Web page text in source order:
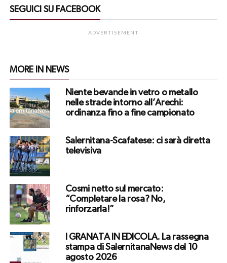
SEGUICI SU FACEBOOK
ADVERTISEMENT
MORE IN NEWS
Niente bevande in vetro o metallo
nelle strade intorno all’Arechi:
ordinanza fino a fine campionato
Salernitana-Scafatese: ci sarà diretta
televisiva
Cosmi netto sul mercato:
“Completare la rosa? No,
rinforzarla!”
I GRANATA IN EDICOLA. La rassegna
stampa di SalernitanaNews del 10
agosto 2026